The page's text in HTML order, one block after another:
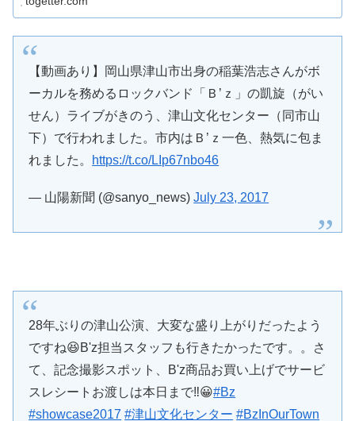
【動画あり】岡山県津山市出身の稲葉浩志さんがボ
ーカルを務めるロックバンド「Ｂ’ｚ」の凱旋（がい
せん）ライブがきのう、津山文化センター（同市山
下）で行われました。市内はＢ’ｚ一色、熱気に包ま
れました。
https://t.co/LIp67nbo46
— 山陽新聞 (@sanyo_news)July 23, 2017
28年ぶりの津山公演、大変な盛り上がりだったよう
ですね😆B'z担当スタッフも行きたかったです。。さ
て、記念撮影スポット、B'z商品お買い上げでサービ
スレシートお渡しは本日まで‼️😀#Bz
#showcase2017 #津山文化センター #BzInOurTown